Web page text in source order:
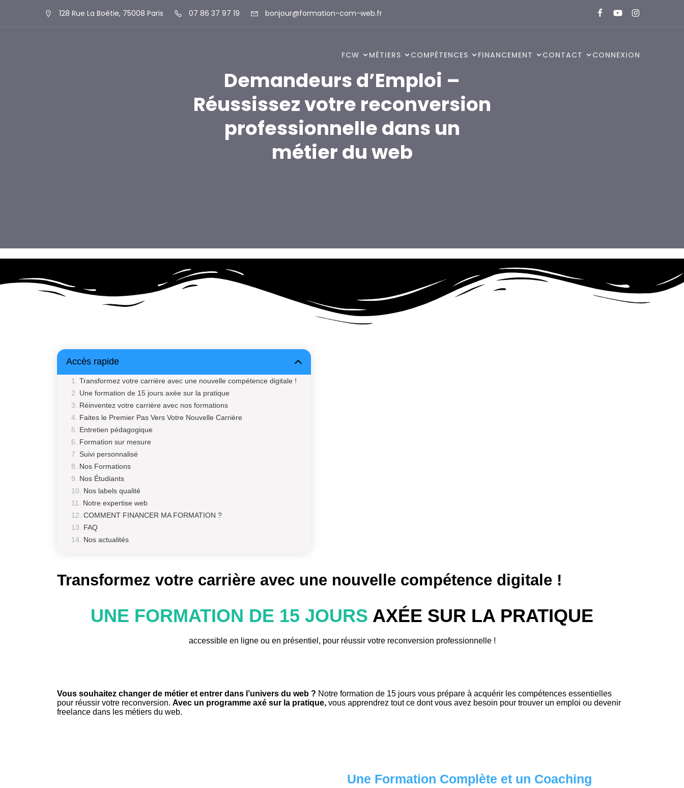
128 Rue La Boétie, 75008 Paris 07 86 37 97 19 bonjour@formation-com-web.fr
FCW MÉTIERS COMPÉTENCES FINANCEMENT CONTACT CONNEXION
Demandeurs d’Emploi –
Réussissez votre reconversion
professionnelle dans un
métier du web
Accès rapide
Transformez votre carrière avec une nouvelle compétence digitale !
Une formation de 15 jours axée sur la pratique
Réinventez votre carrière avec nos formations
Faites le Premier Pas Vers Votre Nouvelle Carrière
Entretien pédagogique
Formation sur mesure
Suivi personnalisé
Nos Formations
Nos Étudiants
Nos labels qualité
Notre expertise web
COMMENT FINANCER MA FORMATION ?
FAQ
Nos actualités
Transformez votre carrière avec une nouvelle compétence digitale !
UNE FORMATION DE 15 JOURS AXÉE SUR LA PRATIQUE
accessible en ligne ou en présentiel, pour réussir votre reconversion professionnelle !
Vous souhaitez changer de métier et entrer dans l’univers du web ? Notre formation de 15 jours vous prépare à acquérir les compétences essentielles
pour réussir votre reconversion. Avec un programme axé sur la pratique, vous apprendrez tout ce dont vous avez besoin pour trouver un emploi ou devenir
freelance dans les métiers du web.
Une Formation Complète et un Coaching